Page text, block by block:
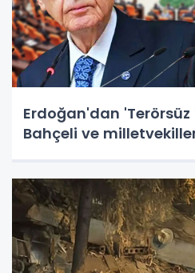
Erdoğan'dan 'Terörsüz
Bahçeli ve